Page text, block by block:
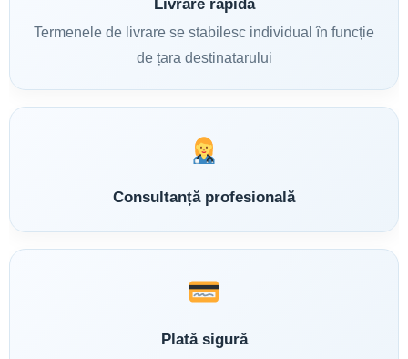
Livrare rapidă
Termenele de livrare se stabilesc individual în funcție
de țara destinatarului
Consultanță profesională
Plată sigură